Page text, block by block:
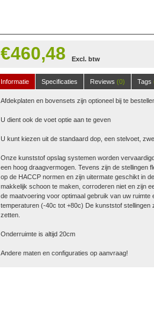
€460,48 Excl. btw
Informatie
Specificaties Reviews (0) Tags
Afdekplaten en bovensets zijn optioneel bij te
U dient ook de voet optie aan te geven
U kunt kiezen uit de standaard dop, een stelvoet,
Onze kunststof opslag systemen worden
een hoog draagvermogen. Tevens zijn de stellingen
op de HACCP normen en zijn uitermate geschikt in
makkelijk schoon te maken, corroderen niet en zijn
de maatvoering voor optimaal gebruik van uw ruimte
temperaturen (-40c tot +80c) De kunststof stellingen
zetten.
Onderruimte is altijd 20cm
Andere maten en configuraties op aanvraag!